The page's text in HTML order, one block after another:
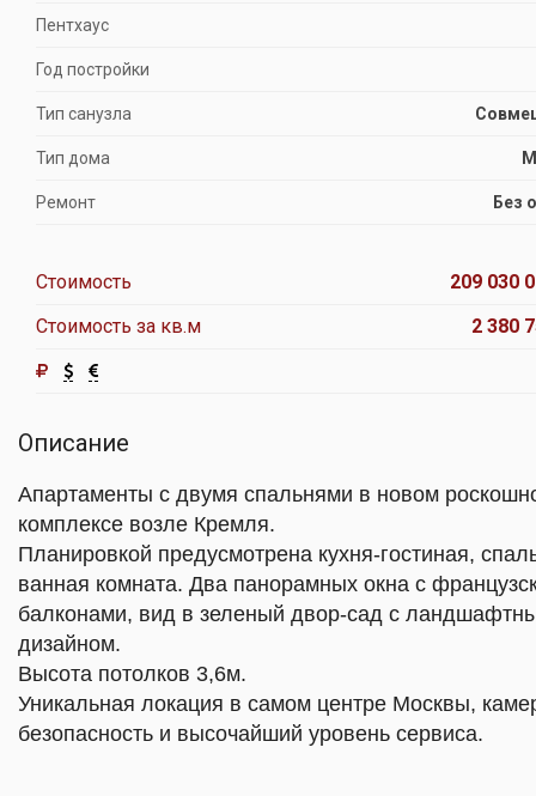
Пентхаус
Год постройки
Тип санузла
Тип дома
Ремонт Без
Стоимость
209 030
Стоимость за кв.м
2 380
Описание
Апартаменты с двумя спальнями в новом
комплексе возле Кремля.
Планировкой предусмотрена кухня-гостиная,
ванная комната. Два панорамных окна с
балконами, вид в зеленый двор-сад с
дизайном.
Высота потолков 3,6м.
Уникальная локация в самом центре Москвы,
безопасность и высочайший уровень сервиса.